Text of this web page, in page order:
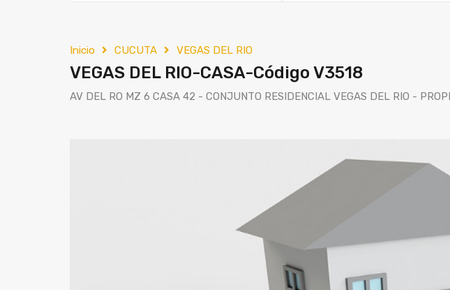
Inicio CUCUTA VEGAS DEL RIO
VEGAS DEL RIO-CASA-Código V3518
AV DEL RO MZ 6 CASA 42 - CONJUNTO RESIDENCIAL VEGAS DEL RIO -